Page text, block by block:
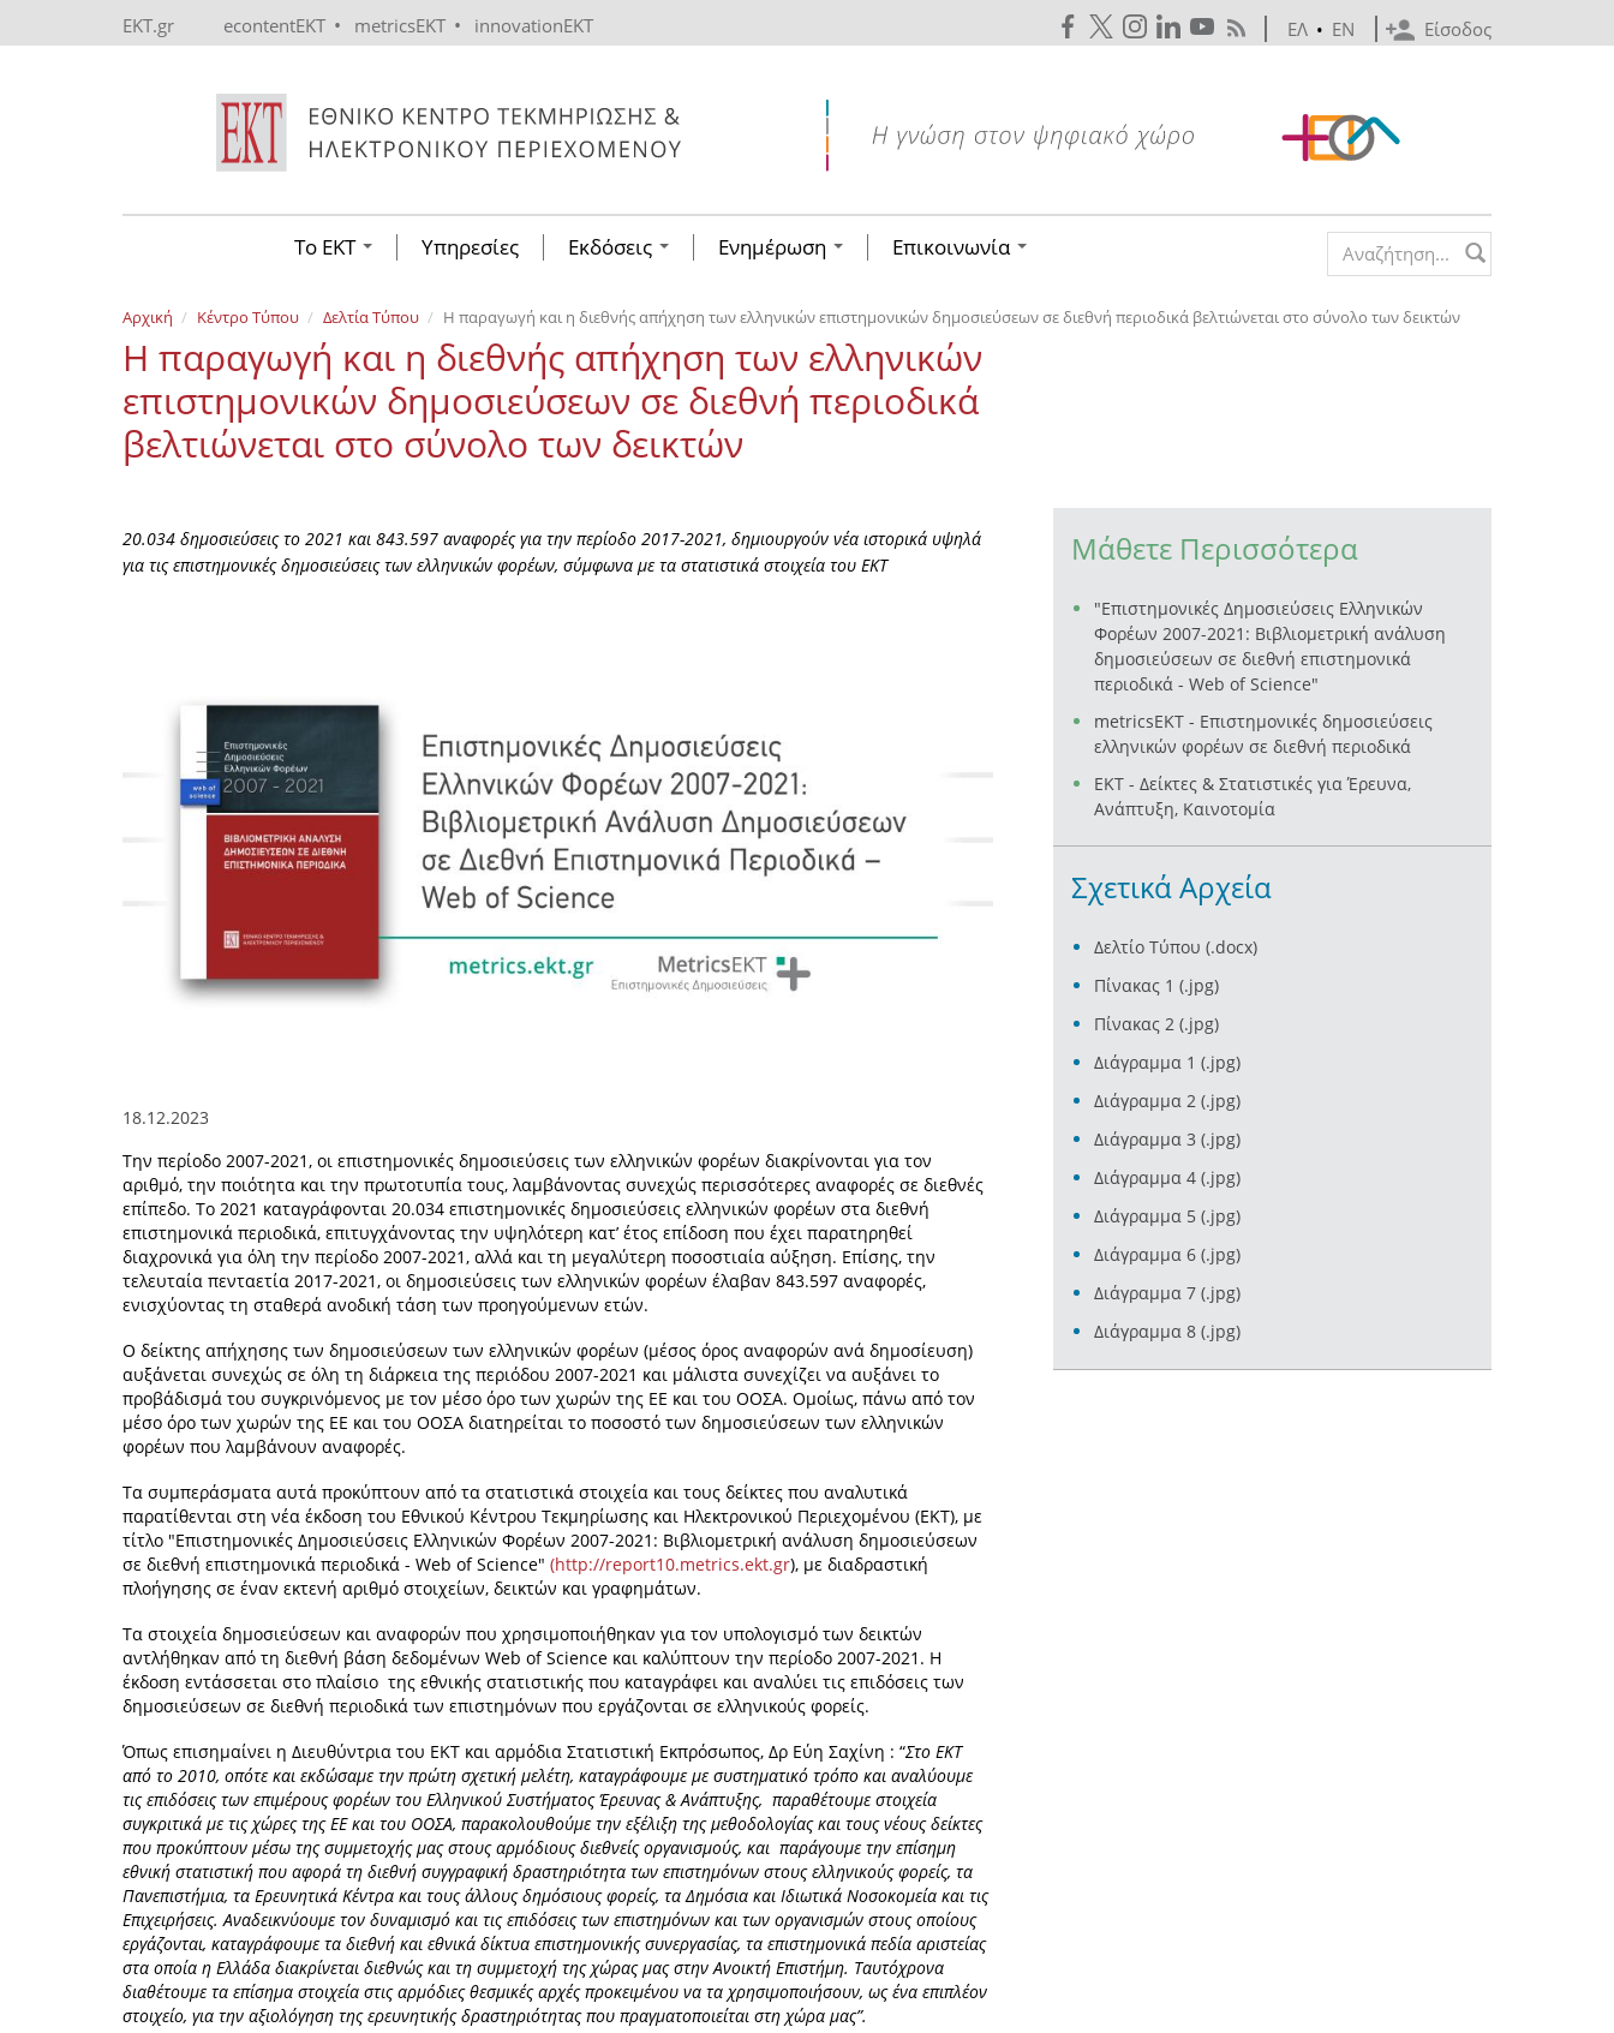
EKT.gr econtentEKT • metricsEKT • innovationEKT Είσοδος
ΕΛ • EN
Το ΕΚΤ Υπηρεσίες Εκδόσεις Ενημέρωση Επικοινωνία Search form
Αρχική Κέντρο Τύπου Δελτία Τύπου H παραγωγή και η διεθνής απήχηση των ελληνικών επιστημονικών δημοσιεύσεων σε διεθνή περιοδικά βελτιώνεται στο σύνολο των δεικτών
H παραγωγή και η διεθνής απήχηση των ελληνικών
επιστημονικών δημοσιεύσεων σε διεθνή περιοδικά
βελτιώνεται στο σύνολο των δεικτών
20.034 δημοσιεύσεις το 2021 και 843.597 αναφορές για την περίοδο 2017-2021, δημιουργούν νέα ιστορικά υψηλά
για τις επιστημονικές δημοσιεύσεις των ελληνικών φορέων, σύμφωνα με τα στατιστικά στοιχεία του ΕΚΤ
18.12.2023
Την περίοδο 2007-2021, οι επιστημονικές δημοσιεύσεις των ελληνικών φορέων διακρίνονται για τον
αριθμό, την ποιότητα και την πρωτοτυπία τους, λαμβάνοντας συνεχώς περισσότερες αναφορές σε διεθνές
επίπεδο. Το 2021 καταγράφονται 20.034 επιστημονικές δημοσιεύσεις ελληνικών φορέων στα διεθνή
επιστημονικά περιοδικά, επιτυγχάνοντας την υψηλότερη κατ’ έτος επίδοση που έχει παρατηρηθεί
διαχρονικά για όλη την περίοδο 2007-2021, αλλά και τη μεγαλύτερη ποσοστιαία αύξηση. Επίσης, την
τελευταία πενταετία 2017-2021, οι δημοσιεύσεις των ελληνικών φορέων έλαβαν 843.597 αναφορές,
ενισχύοντας τη σταθερά ανοδική τάση των προηγούμενων ετών.
Ο δείκτης απήχησης των δημοσιεύσεων των ελληνικών φορέων (μέσος όρος αναφορών ανά δημοσίευση)
αυξάνεται συνεχώς σε όλη τη διάρκεια της περιόδου 2007-2021 και μάλιστα συνεχίζει να αυξάνει το
προβάδισμά του συγκρινόμενος με τον μέσο όρο των χωρών της ΕΕ και του ΟΟΣΑ. Ομοίως, πάνω από τον
μέσο όρο των χωρών της ΕΕ και του ΟΟΣΑ διατηρείται το ποσοστό των δημοσιεύσεων των ελληνικών
φορέων που λαμβάνουν αναφορές.
Τα συμπεράσματα αυτά προκύπτουν από τα στατιστικά στοιχεία και τους δείκτες που αναλυτικά
παρατίθενται στη νέα έκδοση του Εθνικού Κέντρου Τεκμηρίωσης και Ηλεκτρονικού Περιεχομένου (ΕΚΤ), με
τίτλο "Επιστημονικές Δημοσιεύσεις Ελληνικών Φορέων 2007-2021: Βιβλιομετρική ανάλυση δημοσιεύσεων
σε διεθνή επιστημονικά περιοδικά - Web of Science" (http://report10.metrics.ekt.gr), με διαδραστική
πλοήγησης σε έναν εκτενή αριθμό στοιχείων, δεικτών και γραφημάτων.
Τα στοιχεία δημοσιεύσεων και αναφορών που χρησιμοποιήθηκαν για τον υπολογισμό των δεικτών
αντλήθηκαν από τη διεθνή βάση δεδομένων Web of Science και καλύπτουν την περίοδο 2007-2021. Η
έκδοση εντάσσεται στο πλαίσιο της εθνικής στατιστικής που καταγράφει και αναλύει τις επιδόσεις των
δημοσιεύσεων σε διεθνή περιοδικά των επιστημόνων που εργάζονται σε ελληνικούς φορείς.
Όπως επισημαίνει η Διευθύντρια του ΕΚΤ και αρμόδια Στατιστική Εκπρόσωπος, Δρ Εύη Σαχίνη : “Στο ΕΚΤ
από το 2010, οπότε και εκδώσαμε την πρώτη σχετική μελέτη, καταγράφουμε με συστηματικό τρόπο και αναλύουμε
τις επιδόσεις των επιμέρους φορέων του Ελληνικού Συστήματος Έρευνας & Ανάπτυξης, παραθέτουμε στοιχεία
συγκριτικά με τις χώρες της ΕΕ και του ΟΟΣΑ, παρακολουθούμε την εξέλιξη της μεθοδολογίας και τους νέους δείκτες
που προκύπτουν μέσω της συμμετοχής μας στους αρμόδιους διεθνείς οργανισμούς, και παράγουμε την επίσημη
εθνική στατιστική που αφορά τη διεθνή συγγραφική δραστηριότητα των επιστημόνων στους ελληνικούς φορείς, τα
Πανεπιστήμια, τα Ερευνητικά Κέντρα και τους άλλους δημόσιους φορείς, τα Δημόσια και Ιδιωτικά Νοσοκομεία και τις
Επιχειρήσεις. Αναδεικνύουμε τον δυναμισμό και τις επιδόσεις των επιστημόνων και των οργανισμών στους οποίους
εργάζονται, καταγράφουμε τα διεθνή και εθνικά δίκτυα επιστημονικής συνεργασίας, τα επιστημονικά πεδία αριστείας
στα οποία η Ελλάδα διακρίνεται διεθνώς και τη συμμετοχή της χώρας μας στην Ανοικτή Επιστήμη. Ταυτόχρονα
διαθέτουμε τα επίσημα στοιχεία στις αρμόδιες θεσμικές αρχές προκειμένου να τα χρησιμοποιήσουν, ως ένα επιπλέον
στοιχείο, για την αξιολόγηση της ερευνητικής δραστηριότητας που πραγματοποιείται στη χώρα μας”.
Μάθετε Περισσότερα
"Επιστημονικές Δημοσιεύσεις Ελληνικών
Φορέων 2007-2021: Βιβλιομετρική ανάλυση
δημοσιεύσεων σε διεθνή επιστημονικά
περιοδικά - Web of Science"
metricsEKT - Επιστημονικές δημοσιεύσεις
ελληνικών φορέων σε διεθνή περιοδικά
ΕΚΤ - Δείκτες & Στατιστικές για Έρευνα,
Aνάπτυξη, Καινοτομία
Σχετικά Αρχεία
Δελτίο Τύπου (.docx)
Πίνακας 1 (.jpg)
Πίνακας 2 (.jpg)
Διάγραμμα 1 (.jpg)
Διάγραμμα 2 (.jpg)
Διάγραμμα 3 (.jpg)
Διάγραμμα 4 (.jpg)
Διάγραμμα 5 (.jpg)
Διάγραμμα 6 (.jpg)
Διάγραμμα 7 (.jpg)
Διάγραμμα 8 (.jpg)